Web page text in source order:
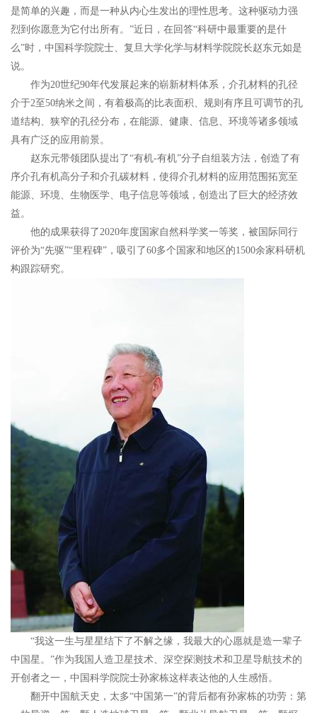
是简单的兴趣，而是一种从内心生发出的理性思考。这种驱动力强
烈到你愿意为它付出所有。”近日，在回答“科研中最重要的是什
么”时，中国科学院院士、复旦大学化学与材料学院院长赵东元如是
说。
作为20世纪90年代发展起来的崭新材料体系，介孔材料的孔径
介于2至50纳米之间，有着极高的比表面积、规则有序且可调节的孔
道结构、狭窄的孔径分布，在能源、健康、信息、环境等诸多领域
具有广泛的应用前景。
赵东元带领团队提出了“有机-有机”分子自组装方法，创造了有
序介孔有机高分子和介孔碳材料，使得介孔材料的应用范围拓宽至
能源、环境、生物医学、电子信息等领域，创造出了巨大的经济效
益。
他的成果获得了2020年度国家自然科学奖一等奖，被国际同行
评价为“先驱”“里程碑”，吸引了60多个国家和地区的1500余家科研机
构跟踪研究。
“我这一生与星星结下了不解之缘，我最大的心愿就是造一辈子
中国星。”作为我国人造卫星技术、深空探测技术和卫星导航技术的
开创者之一，中国科学院院士孙家栋这样表达他的人生感悟。
翻开中国航天史，太多“中国第一”的背后都有孙家栋的功劳：第